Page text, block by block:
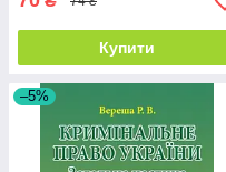
Купити
–5%